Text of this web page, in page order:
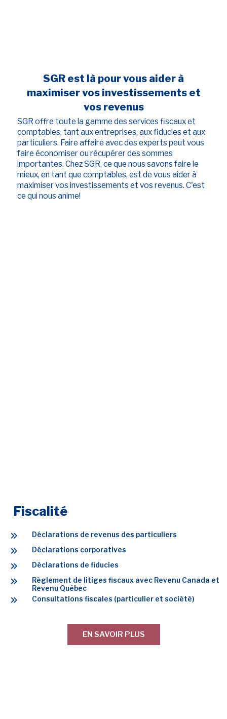
SGR est là pour vous aider à
maximiser vos investissements et
vos revenus
SGR offre toute la gamme des services fiscaux et
comptables, tant aux entreprises, aux fiducies et aux
particuliers. Faire affaire avec des experts peut vous
faire économiser ou récupérer des sommes
importantes. Chez SGR, ce que nous savons faire le
mieux, en tant que comptables, est de vous aider à
maximiser vos investissements et vos revenus. C'est
ce qui nous anime!
Fiscalité
Déclarations de revenus des particuliers
Déclarations corporatives
Déclarations de fiducies
Règlement de litiges fiscaux avec Revenu Canada et
Revenu Québec
Consultations fiscales (particulier et société)
EN SAVOIR PLUS